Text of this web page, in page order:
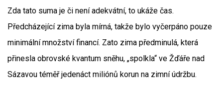
Zda tato suma je či není adekvátní, to ukáže čas.
Předcházející zima byla mírná, takže bylo vyčerpáno pouze
minimální množství financí. Zato zima předminulá, která
přinesla obrovské kvantum sněhu, „spolkla“ ve Žďáře nad
Sázavou téměř jedenáct miliónů korun na zimní údržbu.